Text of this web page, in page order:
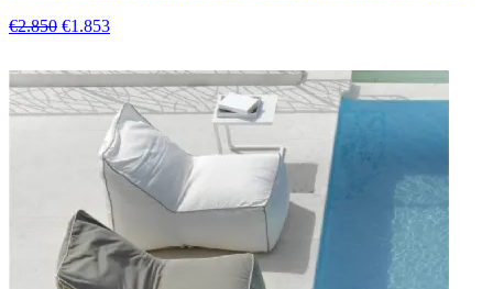
€2.850 €1.853